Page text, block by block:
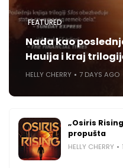
FEATURED
Nada kao
Hauija i kraj
HELLY CHERRY 7 DAYS AGO
„Osiris
propušta
HELLY CHERRY